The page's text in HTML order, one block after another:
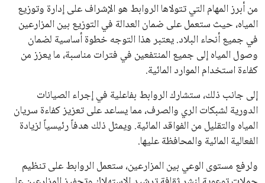
من أبرز المهام التي تتولاها الروابط هو الإشراف على إدارة وتوزيع
المياه، حيث ستعمل على ضمان العدالة في التوزيع بين المزارعين
في جميع أنحاء البلاد. يعتبر هذا التوجه خطوة أساسية لضمان
وصول المياه إلى جميع المنتفعين في فترات مناسبة، ما يعزز من
كفاءة استخدام الموارد المائية.
إلى جانب ذلك، ستشارك الروابط بفاعلية في إجراء الصيانات
الدورية لشبكات الري والصرف، مما يساعد على تعزيز كفاءة سريان
المياه والتقليل من الفواقد المائية. ويمثل ذلك هدفاً رئيسياً لزيادة
الفعالية المائية والمحافظة عليها.
ولرفع مستوى الوعي بين المزارعين، ستعمل الروابط على تنظيم